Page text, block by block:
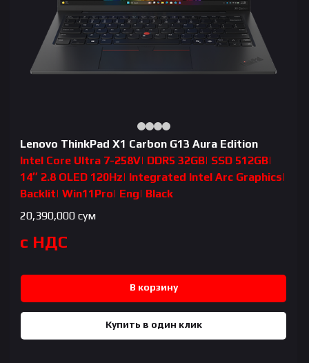
Lenovo ThinkPad X1 Carbon G13 Aura Edition
Intel Core Ultra 7-258V| DDR5 32GB| SSD 512GB|
14″ 2.8 OLED 120Hz| Integrated Intel Arc Graphics|
Backlit| Win11Pro| Eng| Black
20,390,000 сум
с НДС
В корзину
Купить в один клик